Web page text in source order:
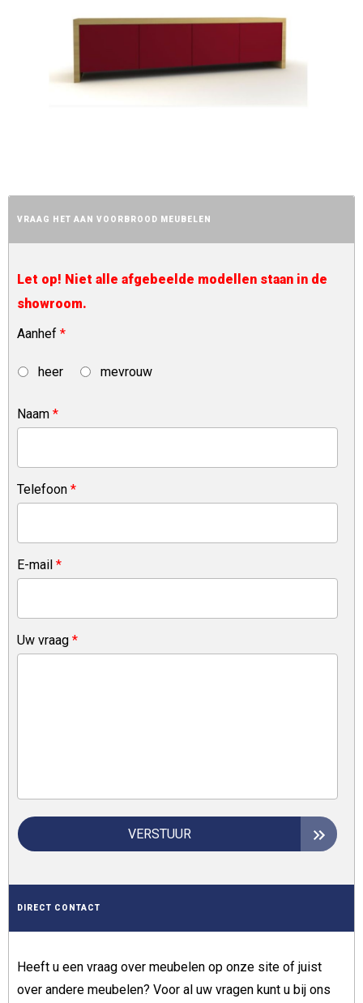
VRAAG HET AAN VOORBROOD MEUBELEN
Let op! Niet alle afgebeelde modellen staan in de
showroom.
Aanhef *
heer mevrouw
Naam *
Telefoon *
E-mail *
Uw vraag *
VERSTUUR
DIRECT CONTACT
Heeft u een vraag over meubelen op onze site of juist
over andere meubelen? Voor al uw vragen kunt u bij ons